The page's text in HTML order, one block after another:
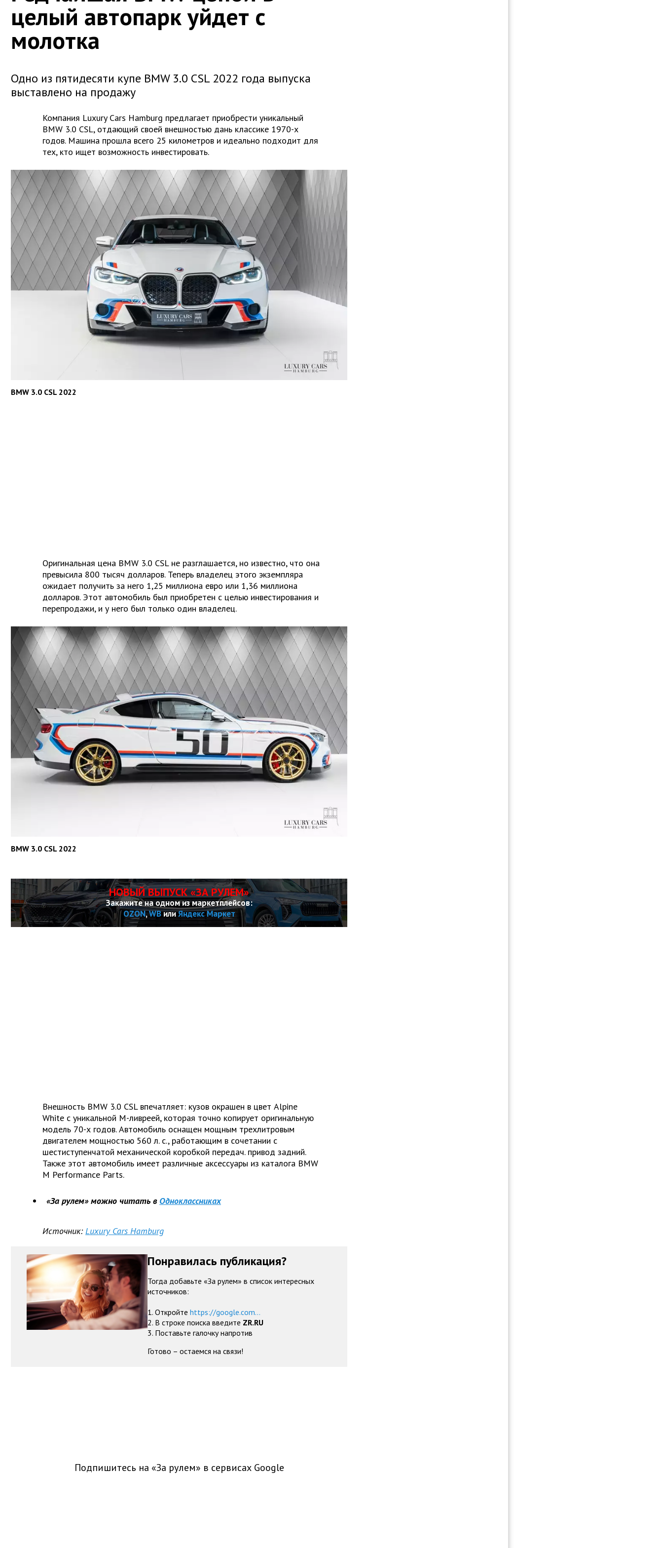
целый автопарк уйдет с
молотка
Одно из пятидесяти купе BMW 3.0 CSL 2022 года выпуска
выставлено на продажу
Компания Luxury Cars Hamburg предлагает приобрести уникальный
BMW 3.0 CSL, отдающий своей внешностью дань классике 1970-х
годов. Машина прошла всего 25 километров и идеально подходит для
тех, кто ищет возможность инвестировать.
BMW 3.0 CSL 2022
Оригинальная цена BMW 3.0 CSL не разглашается, но известно, что она
превысила 800 тысяч долларов. Теперь владелец этого экземпляра
ожидает получить за него 1,25 миллиона евро или 1,36 миллиона
долларов. Этот автомобиль был приобретен с целью инвестирования и
перепродажи, и у него был только один владелец.
BMW 3.0 CSL 2022
НОВЫЙ ВЫПУСК «ЗА РУЛЕМ»
Закажите на одном из маркетплейсов:
OZON,WBилиЯндекс Маркет
Внешность BMW 3.0 CSL впечатляет: кузов окрашен в цвет Alpine
White с уникальной M-ливреей, которая точно копирует оригинальную
модель 70-х годов. Автомобиль оснащен мощным трехлитровым
двигателем мощностью 560 л. с., работающим в сочетании с
шестиступенчатой механической коробкой передач. привод задний.
Также этот автомобиль имеет различные аксессуары из каталога BMW
M Performance Parts.
«За рулем» можно читать в Одноклассниках
Источник: Luxury Cars Hamburg
Понравилась публикация?
Тогда добавьте «За рулем» в список интересных
источников:
1. Откройте https://google.com...
2. В строке поиска введите ZR.RU
3. Поставьте галочку напротив
Готово – остаемся на связи!
Подпишитесь на «За рулем» в сервисах Google